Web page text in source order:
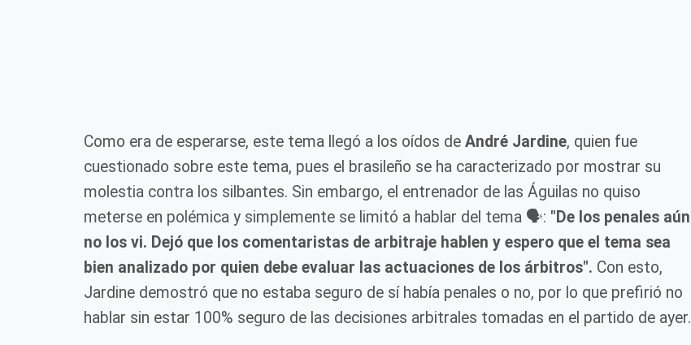
Como era de esperarse, este tema llegó a los oídos de André Jardine, quien fue
cuestionado sobre este tema, pues el brasileño se ha caracterizado por mostrar su
molestia contra los silbantes. Sin embargo, el entrenador de las Águilas no quiso
meterse en polémica y simplemente se limitó a hablar del tema 🗣️: "De los penales aún
no los vi. Dejó que los comentaristas de arbitraje hablen y espero que el tema sea
bien analizado por quien debe evaluar las actuaciones de los árbitros". Con esto,
Jardine demostró que no estaba seguro de sí había penales o no, por lo que prefirió no
hablar sin estar 100% seguro de las decisiones arbitrales tomadas en el partido de ayer.